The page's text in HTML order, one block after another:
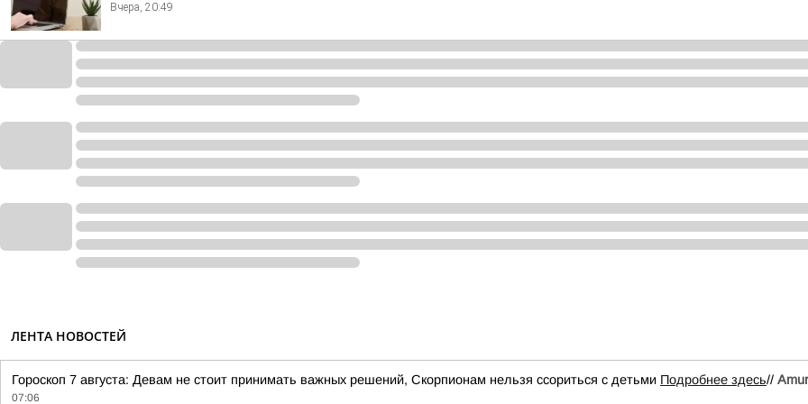
Вчера, 20:49
ЛЕНТА НОВОСТЕЙ
Гороскоп 7 августа: Девам не стоит принимать важных решений, Скорпионам нельзя ссориться с детьми Подробнее здесь//
07:06